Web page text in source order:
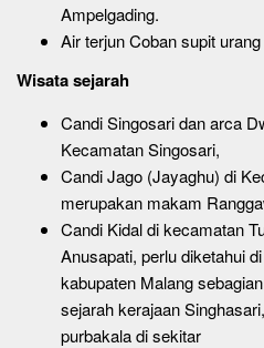
Ampelgading.
Air terjun Coban supit
Wisata sejarah
Candi Singosari dan arca
Kecamatan Singosari,
Candi Jago (Jayaghu) di
merupakan makam
Candi Kidal di kecamatan
Anusapati, perlu diketahui
kabupaten Malang
sejarah kerajaan
purbakala di sekitar